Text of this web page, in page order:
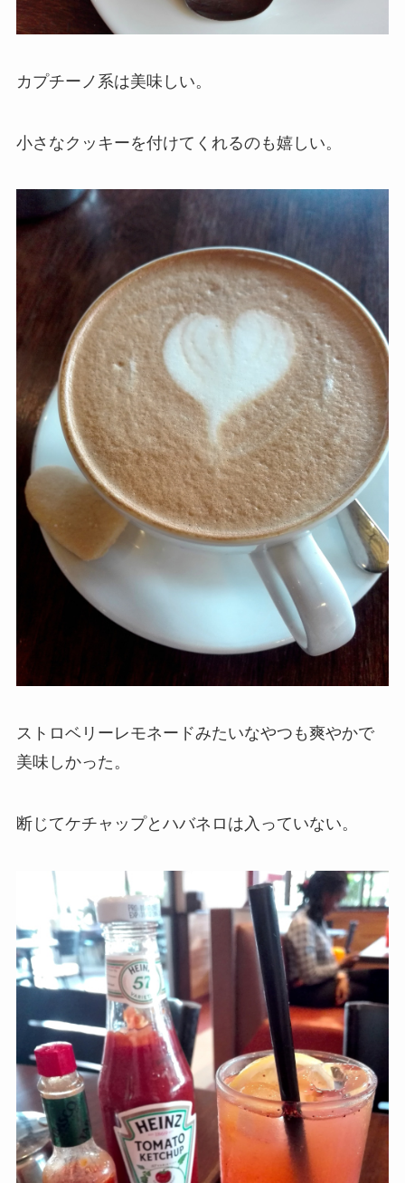
カプチーノ系は美味しい。
小さなクッキーを付けてくれるのも嬉しい。
ストロベリーレモネードみたいなやつも爽やかで
美味しかった。
断じてケチャップとハバネロは入っていない。